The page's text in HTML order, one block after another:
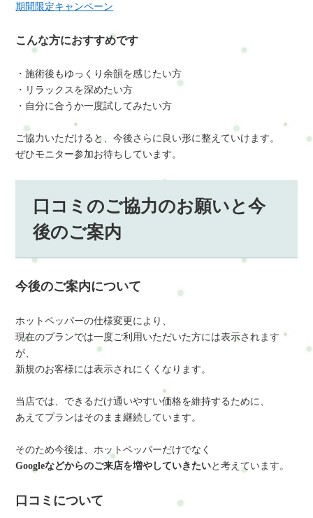
期間限定キャンペーン
こんな方におすすめです
・施術後もゆっくり余韻を感じたい方
・リラックスを深めたい方
・自分に合うか一度試してみたい方
ご協力いただけると、今後さらに良い形に整えていけます。
ぜひモニター参加お待ちしています。
口コミのご協力のお願いと今
後のご案内
今後のご案内について
ホットペッパーの仕様変更により、
現在のプランでは一度ご利用いただいた方には表示されます
が、
新規のお客様には表示されにくくなります。
当店では、できるだけ通いやすい価格を維持するために、
あえてプランはそのまま継続しています。
そのため今後は、ホットペッパーだけでなく
Googleなどからのご来店を増やしていきたいと考えています。
口コミについて